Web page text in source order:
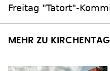
Freitag "Tatort"-
MEHR ZU